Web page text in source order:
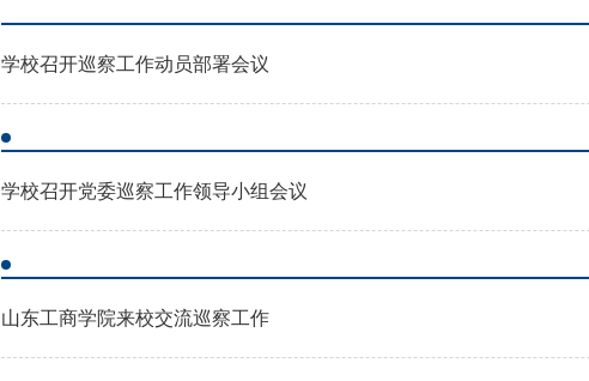
学校召开巡察工作动员部署会议
学校召开党委巡察工作领导小组会议
山东工商学院来校交流巡察工作